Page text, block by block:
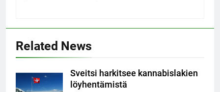
Related News
Sveitsi harkitsee kannabislakien
löyhentämistä